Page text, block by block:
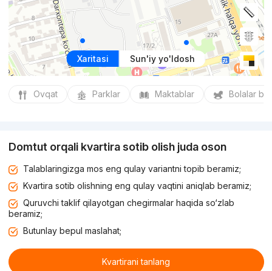
Xaritasi Sun'iy yo'ldosh
Ovqat Parklar Maktablar Bolalar
Domtut orqali kvartira sotib olish juda oson
Talablaringizga mos eng qulay variantni topib beramiz;
Kvartira sotib olishning eng qulay vaqtini aniqlab beramiz;
Quruvchi taklif qilayotgan chegirmalar haqida so‘zlab
beramiz;
Butunlay bepul maslahat;
Kvartirani tanlang